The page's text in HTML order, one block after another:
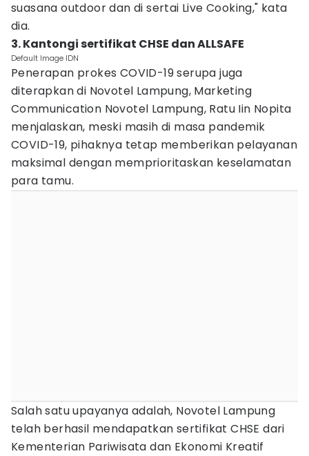
suasana outdoor dan di sertai Live Cooking," kata
dia.
3. Kantongi sertifikat CHSE dan ALLSAFE
Default Image IDN
Penerapan prokes COVID-19 serupa juga
diterapkan di Novotel Lampung, Marketing
Communication Novotel Lampung, Ratu Iin Nopita
menjalaskan, meski masih di masa pandemik
COVID-19, pihaknya tetap memberikan pelayanan
maksimal dengan memprioritaskan keselamatan
para tamu.
Salah satu upayanya adalah, Novotel Lampung
telah berhasil mendapatkan sertifikat CHSE dari
Kementerian Pariwisata dan Ekonomi Kreatif